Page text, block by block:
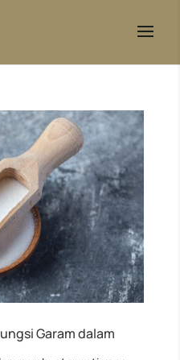
Garam dalam